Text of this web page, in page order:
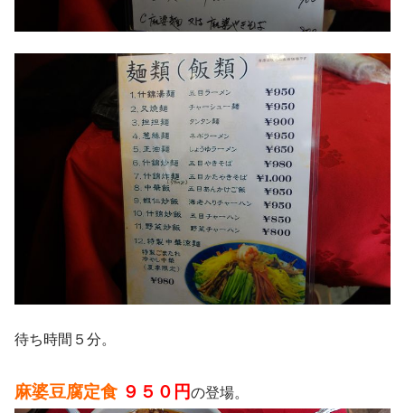
待ち時間５分。
麻婆豆腐定食 ９５０円の登場。